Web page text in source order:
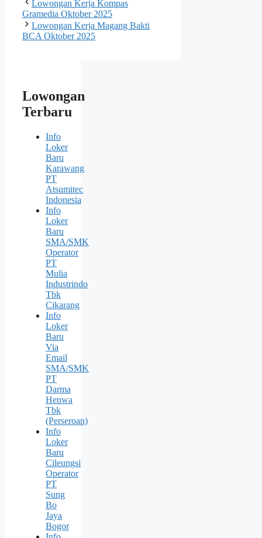
Lowongan Kerja Kompas
Gramedia Oktober 2025
Lowongan Kerja Magang Bakti
BCA Oktober 2025
Lowongan
Terbaru
Info
Loker
Baru
Karawang
PT
Atsumitec
Indonesia
Info
Loker
Baru
SMA/SMK
Operator
PT
Mulia
Industrindo
Tbk
Cikarang
Info
Loker
Baru
Via
Email
SMA/SMK
PT
Darma
Henwa
Tbk
(Perseroan)
Info
Loker
Baru
Cileungsi
Operator
PT
Sung
Bо
Jaya
Bogor